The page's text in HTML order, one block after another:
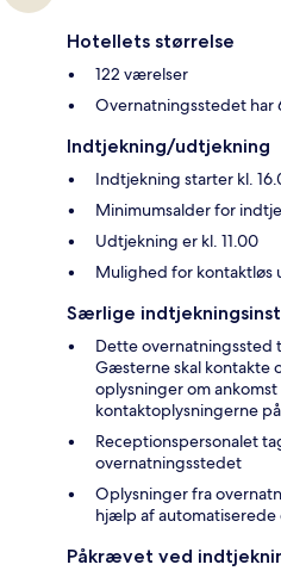
Hotellets størrelse
122 værelser
Overnatningsstedet har
Indtjekning/udtjekning
Indtjekning starter kl.
Minimumsalder for
Udtjekning er kl. 11.00
Mulighed for kontaktløs
Særlige
Dette overnatningssted
Gæsterne skal kontakte
oplysninger om
kontaktoplysningerne
Receptionspersonalet
overnatningsstedet
Oplysninger fra
hjælp af
Påkrævet ved